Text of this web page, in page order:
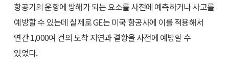
항공기의 운항에 방해가 되는 요소를 사전에 예측하거나 사고를
예방할 수 있는데 실제로 GE는 미국 항공사에 이를 적용해서
연간 1,000여 건의 도착 지연과 결항을 사전에 예방할 수
있었다.